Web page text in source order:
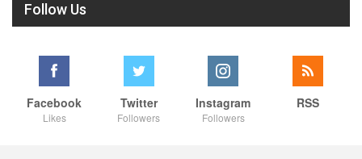
Follow Us
Facebook
Likes
Twitter
Followers
Instagram
Followers
RSS